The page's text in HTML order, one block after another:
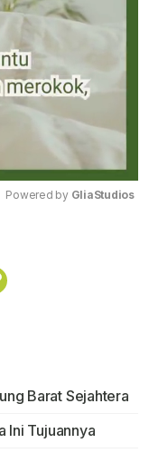
Powered by GliaStudios
Barat Sejahtera
Ini Tujuannya